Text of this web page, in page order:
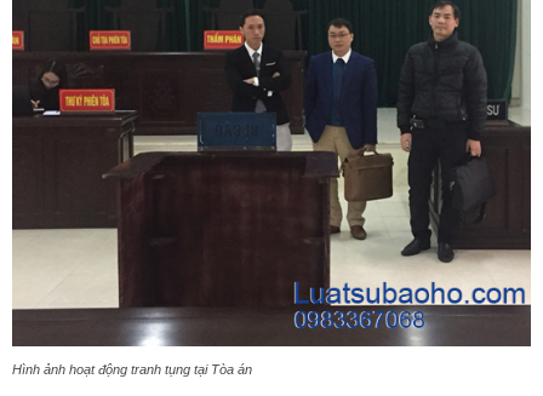
Hình ảnh hoạt động tranh tụng tại Tòa án